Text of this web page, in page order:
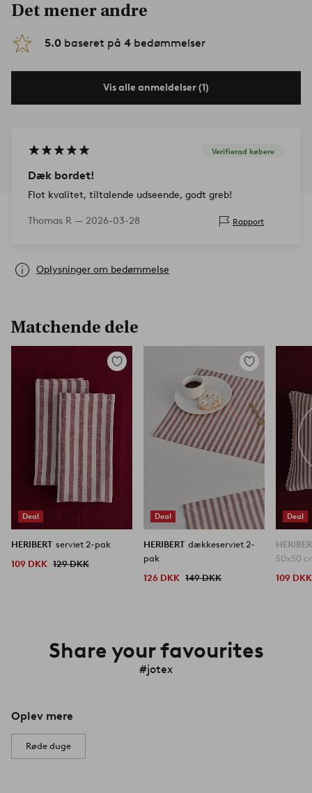
Det mener andre
5.0 baseret på 4 bedømmelser
Vis alle anmeldelser (1)
Verifierad købere
Dæk bordet!
Flot kvalitet, tiltalende udseende, godt greb!
Thomas R — 2026-03-28 Rapport
Oplysninger om bedømmelse
Matchende dele
Deal
Tilføj
HERIBERT serviet 2-pak
109 DKK 129 DKK
Deal
Tilføj
til
favoritter
HERIBERT dækkeserviet 2-
pak
126 DKK 149 DKK
Deal
50x50
109 DKK
Share your favourites
#jotex
Oplev mere
Røde duge